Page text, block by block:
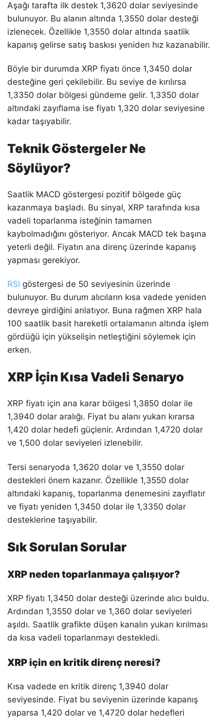
Aşağı tarafta ilk destek 1,3620 dolar seviyesinde
bulunuyor. Bu alanın altında 1,3550 dolar desteği
izlenecek. Özellikle 1,3550 dolar altında saatlik
kapanış gelirse satış baskısı yeniden hız kazanabilir.
Böyle bir durumda XRP fiyatı önce 1,3450 dolar
desteğine geri çekilebilir. Bu seviye de kırılırsa
1,3350 dolar bölgesi gündeme gelir. 1,3350 dolar
altındaki zayıflama ise fiyatı 1,320 dolar seviyesine
kadar taşıyabilir.
Teknik Göstergeler Ne
Söylüyor?
Saatlik MACD göstergesi pozitif bölgede güç
kazanmaya başladı. Bu sinyal, XRP tarafında kısa
vadeli toparlanma isteğinin tamamen
kaybolmadığını gösteriyor. Ancak MACD tek başına
yeterli değil. Fiyatın ana direnç üzerinde kapanış
yapması gerekiyor.
RSI göstergesi de 50 seviyesinin üzerinde
bulunuyor. Bu durum alıcıların kısa vadede yeniden
devreye girdiğini anlatıyor. Buna rağmen XRP hala
100 saatlik basit hareketli ortalamanın altında işlem
gördüğü için yükselişin netleştiğini söylemek için
erken.
XRP İçin Kısa Vadeli Senaryo
XRP fiyatı için ana karar bölgesi 1,3850 dolar ile
1,3940 dolar aralığı. Fiyat bu alanı yukarı kırarsa
1,420 dolar hedefi güçlenir. Ardından 1,4720 dolar
ve 1,500 dolar seviyeleri izlenebilir.
Tersi senaryoda 1,3620 dolar ve 1,3550 dolar
destekleri önem kazanır. Özellikle 1,3550 dolar
altındaki kapanış, toparlanma denemesini zayıflatır
ve fiyatı yeniden 1,3450 dolar ile 1,3350 dolar
desteklerine taşıyabilir.
Sık Sorulan Sorular
XRP neden toparlanmaya çalışıyor?
XRP fiyatı 1,3450 dolar desteği üzerinde alıcı buldu.
Ardından 1,3550 dolar ve 1,360 dolar seviyeleri
aşıldı. Saatlik grafikte düşen kanalın yukarı kırılması
da kısa vadeli toparlanmayı destekledi.
XRP için en kritik direnç neresi?
Kısa vadede en kritik direnç 1,3940 dolar
seviyesinde. Fiyat bu seviyenin üzerinde kapanış
yaparsa 1,420 dolar ve 1,4720 dolar hedefleri